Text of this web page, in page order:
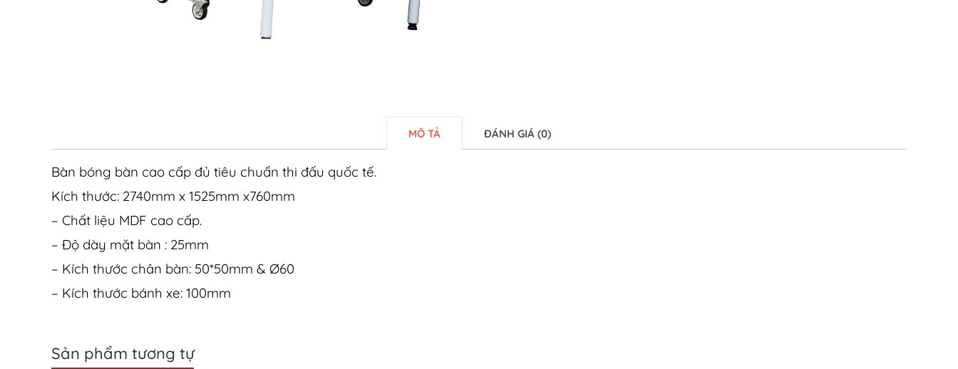
MÔ TẢ ĐÁNH GIÁ (0)
Bàn bóng bàn cao cấp đủ tiêu chuẩn thi đấu quốc tế.
Kích thước: 2740mm x 1525mm x760mm
– Chất liệu MDF cao cấp.
– Độ dày mặt bàn : 25mm
– Kích thước chân bàn: 50*50mm & Ø60
– Kích thước bánh xe: 100mm
Sản phẩm tương tự